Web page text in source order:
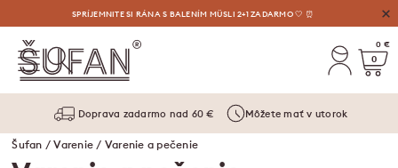
VÝHODNÉ AUGUSTOVÉ OSVIEŽENIE: LIMONÁDY, MASLÁ A VYLAĎENÉ SETY ⛱️
SPRÍJEMNITE SI RÁNA S BALENÍM MÜSLI 2+1 ZADARMO 🤍 ⏰
0 €
0
Doprava zadarmo nad 60 € Môžete mať v utorok
Šufan /Varenie / Varenie a pečenie